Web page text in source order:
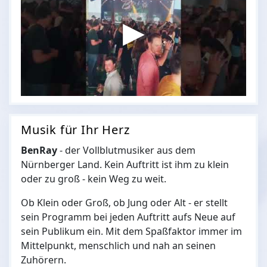
Musik für Ihr Herz
BenRay- der Vollblutmusiker aus dem
Nürnberger Land. Kein Auftritt ist ihm zu klein
oder zu groß - kein Weg zu weit.
Ob Klein oder Groß, ob Jung oder Alt - er stellt
sein Programm bei jeden Auftritt aufs Neue auf
sein Publikum ein. Mit dem Spaßfaktor immer im
Mittelpunkt, menschlich und nah an seinen
Zuhörern.